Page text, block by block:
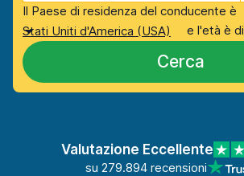
Il Paese di residenza del conducente è
Stati Uniti d'America (USA)
e l'età è di
Cerca
Valutazione Eccellente
su 279.894 recensioni